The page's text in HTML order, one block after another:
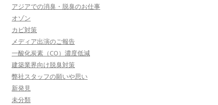
アジアでの消臭・脱臭のお仕事
オゾン
カビ対策
メディア出演のご報告
一酸化炭素（CO）濃度低減
建築業界向け脱臭対策
弊社スタッフの願いや思い
新発見
未分類